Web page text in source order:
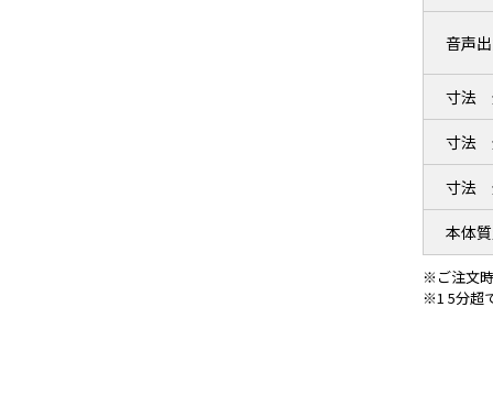
音声出
寸法
寸法
寸法
本体質
※ご注文
※1 5分超